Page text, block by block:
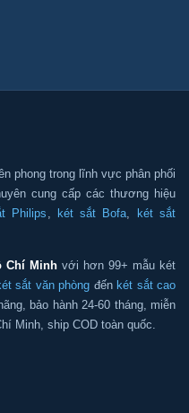
phong trong lĩnh vực phân phối
cung cấp các thương hiệu
Philips két sắt Bofa
két sắt
Chí Minh với hơn 99+ mẫu két
sắt văn phòng đếnkét sắt cao
bảo hành 24-60 tháng, miễn
Minh, ship COD toàn quốc.